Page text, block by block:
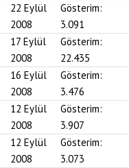
22 Eylül
2008
Gösterim:
3.091
17 Eylül
2008
Gösterim:
22.435
16 Eylül
2008
Gösterim:
3.476
12 Eylül
2008
Gösterim:
3.907
12 Eylül
2008
Gösterim:
3.073